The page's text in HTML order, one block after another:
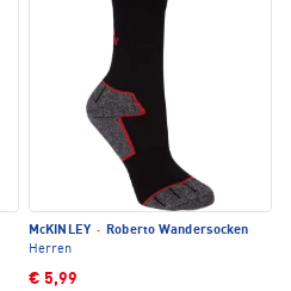
McKINLEY ·
Roberto Wandersocken
Herren
€ 5,99